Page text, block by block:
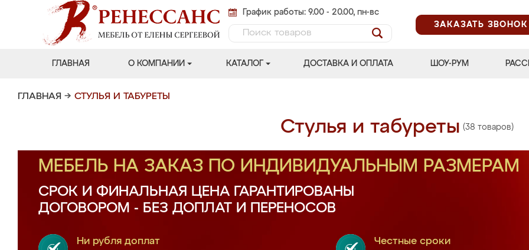
График работы: 9.00 - 20.00, пн-вс
ЗАКАЗАТЬ ЗВОНОК
ГЛАВНАЯ О КОМПАНИИ КАТАЛОГ ДОСТАВКА И ОПЛАТА ШОУ-РУМ
ГЛАВНАЯ → СТУЛЬЯ И ТАБУРЕТЫ
Стулья и табуреты (38 товаров)
МЕБЕЛЬ НА ЗАКАЗ ПО ИНДИВИДУАЛЬНЫМ РАЗМЕРАМ
СРОК И ФИНАЛЬНАЯ ЦЕНА ГАРАНТИРОВАНЫ
ДОГОВОРОМ - БЕЗ ДОПЛАТ И ПЕРЕНОСОВ
Ни рубля доплат
Честные сроки